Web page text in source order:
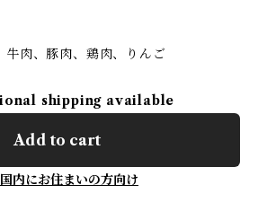
牛肉、豚肉、鶏肉、りんご
shipping available
Add to cart
内にお住まいの方向け